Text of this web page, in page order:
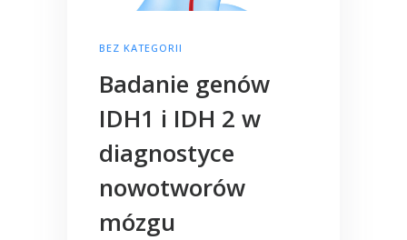
BEZ KATEGORII
Badanie genów
IDH1 i IDH 2 w
diagnostyce
nowotworów
mózgu